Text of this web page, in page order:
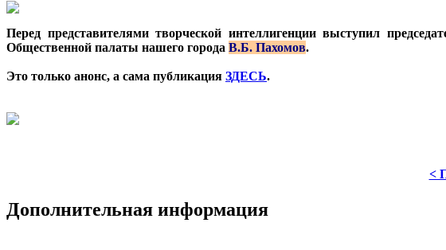
Перед представителями творческой интеллигенции выступил
Общественной палаты нашего города В.Б. Пахомов.
Это только анонс, а сама публикация ЗДЕСЬ.
<
Дополнительная информация